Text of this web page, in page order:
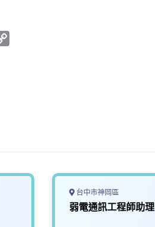
台中市神岡區
弱電通訊工程師助理